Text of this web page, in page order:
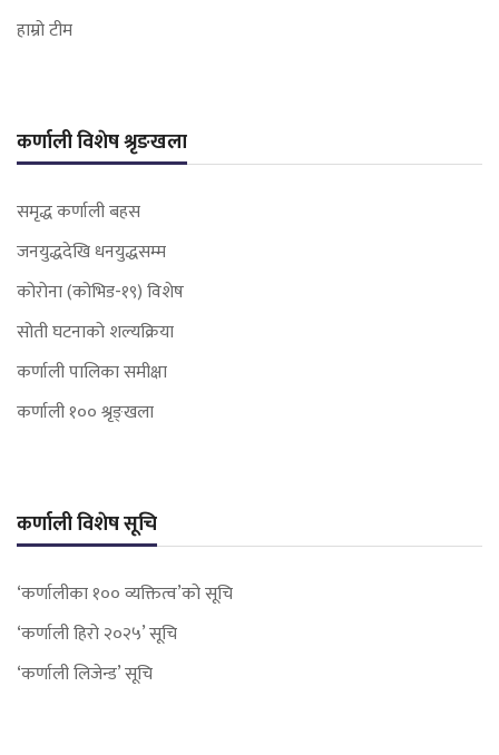
हाम्रो टीम
कर्णाली विशेष श्रृङखला
समृद्ध कर्णाली बहस
जनयुद्धदेखि धनयुद्धसम्म
कोरोना (कोभिड-१९) विशेष
सोती घटनाको शल्यक्रिया
कर्णाली पालिका समीक्षा
कर्णाली १०० श्रृङ्खला
कर्णाली विशेष सूचि
‘कर्णालीका १०० व्यक्तित्व’को सूचि
‘कर्णाली हिरो २०२५’ सूचि
‘कर्णाली लिजेन्ड’ सूचि